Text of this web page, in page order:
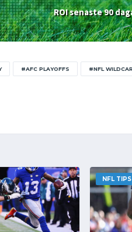
ROI senaste 90
#AFC PLAYOFFS #NFL
NFL TIPS